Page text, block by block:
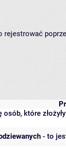
które
- to